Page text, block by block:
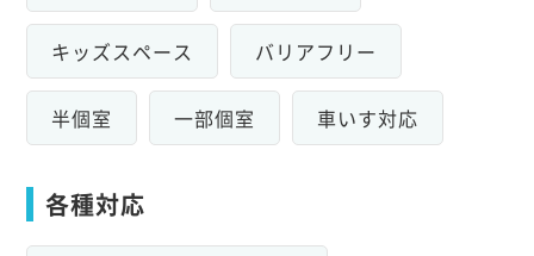
キッズスペース バリアフリー
半個室 一部個室 車いす対応
各種対応